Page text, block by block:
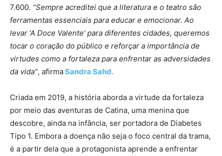
7.600. “Sempre acreditei que a literatura e o teatro são
ferramentas essenciais para educar e emocionar. Ao
levar ‘A Doce Valente’ para diferentes cidades, queremos
tocar o coração do público e reforçar a importância de
virtudes como a fortaleza para enfrentar as adversidades
da vida”, afirmaSandra Sahd.
Criada em 2019, a história aborda a virtude da fortaleza
por meio das aventuras de Catina, uma menina que
descobre, ainda na infância, ser portadora de Diabetes
Tipo 1. Embora a doença não seja o foco central da trama,
é a partir dela que a protagonista aprende a enfrentar